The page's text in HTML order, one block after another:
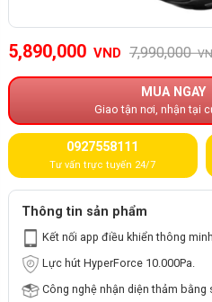
5,890,000 VND 7,990,000
MUA NGAY
Giao tận nơi, nhận tại
0927558111
Tư vấn trực tuyến 24/7
Thông tin sản phẩm
Kết nối app điều khiển thông
Lực hút HyperForce 10.000Pa.
Công nghệ nhận diện thảm bằng